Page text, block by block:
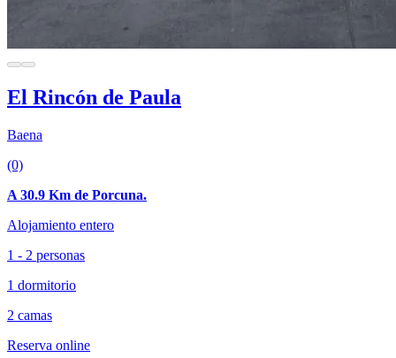
El Rincón de Paula
Baena
(0)
A 30.9 Km de Porcuna.
Alojamiento entero
1 - 2 personas
1 dormitorio
2 camas
Reserva online